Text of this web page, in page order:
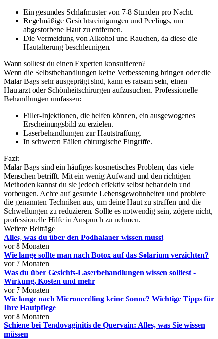
Ein gesundes Schlafmuster von 7-8 Stunden pro Nacht.
Regelmäßige Gesichtsreinigungen und Peelings, um
abgestorbene Haut zu entfernen.
Die Vermeidung von Alkohol und Rauchen, da diese die
Hautalterung beschleunigen.
Wann solltest du einen Experten konsultieren?
Wenn die Selbstbehandlungen keine Verbesserung bringen oder die
Malar Bags sehr ausgeprägt sind, kann es ratsam sein, einen
Hautarzt oder Schönheitschirurgen aufzusuchen. Professionelle
Behandlungen umfassen:
Filler-Injektionen, die helfen können, ein ausgewogenes
Erscheinungsbild zu erzielen.
Laserbehandlungen zur Hautstraffung.
In schweren Fällen chirurgische Eingriffe.
Fazit
Malar Bags sind ein häufiges kosmetisches Problem, das viele
Menschen betrifft. Mit ein wenig Aufwand und den richtigen
Methoden kannst du sie jedoch effektiv selbst behandeln und
vorbeugen. Achte auf gesunde Lebensgewohnheiten und probiere
die genannten Techniken aus, um deine Haut zu straffen und die
Schwellungen zu reduzieren. Sollte es notwendig sein, zögere nicht,
professionelle Hilfe in Anspruch zu nehmen.
Weitere Beiträge
Alles, was du über den Podhalaner wissen musst
vor 8 Monaten
Wie lange sollte man nach Botox auf das Solarium verzichten?
vor 7 Monaten
Was du über Gesichts-Laserbehandlungen wissen solltest -
Wirkung, Kosten und mehr
vor 7 Monaten
Wie lange nach Microneedling keine Sonne? Wichtige Tipps für
Ihre Hautpflege
vor 8 Monaten
Schiene bei Tendovaginitis de Quervain: Alles, was Sie wissen
müssen